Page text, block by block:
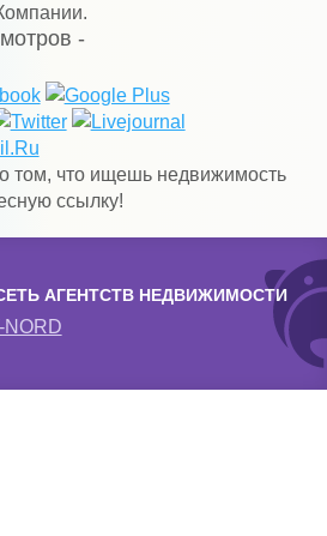
-
том, что ищешь недвижимость
ссылку!
АГЕНТСТВ НЕДВИЖИМОСТИ
NORD